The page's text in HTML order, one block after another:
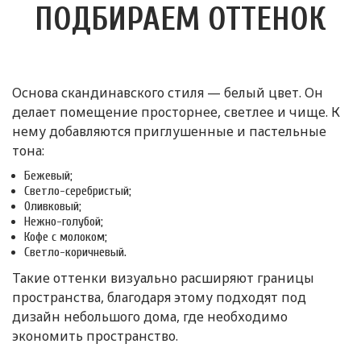
ПОДБИРАЕМ ОТТЕНОК
Основа скандинавского стиля — белый цвет. Он
делает помещение просторнее, светлее и чище. К
нему добавляются приглушенные и пастельные
тона:
Бежевый;
Светло-серебристый;
Оливковый;
Нежно-голубой;
Кофе с молоком;
Светло-коричневый.
Такие оттенки визуально расширяют границы
пространства, благодаря этому подходят под
дизайн небольшого дома, где необходимо
экономить пространство.